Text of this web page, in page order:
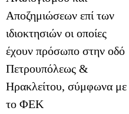
Αποζημιώσεων επί των
ιδιοκτησιών οι οποίες
έχουν πρόσωπο στην οδό
Πετρουπόλεως &
Ηρακλείτου, σύμφωνα με
το ΦΕΚ